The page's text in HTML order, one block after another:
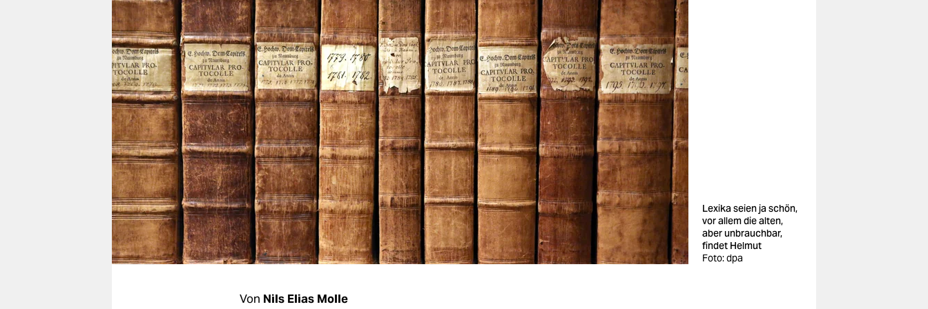
nord
wahrheit
verlag
verlag
veranstaltungen
shop
fragen & hilfe
unterstützen
abo
Lexika seien ja schön,
vor allem die alten,
aber unbrauchbar,
findet Helmut
Foto: dpa
Von Nils Elias Molle